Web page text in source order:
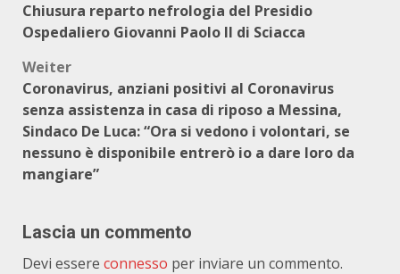
Chiusura reparto nefrologia del Presidio
Ospedaliero Giovanni Paolo II di Sciacca
Weiter
Coronavirus, anziani positivi al Coronavirus
senza assistenza in casa di riposo a Messina,
Sindaco De Luca: “Ora si vedono i volontari, se
nessuno è disponibile entrerò io a dare loro da
mangiare”
Lascia un commento
Devi essere connesso per inviare un commento.